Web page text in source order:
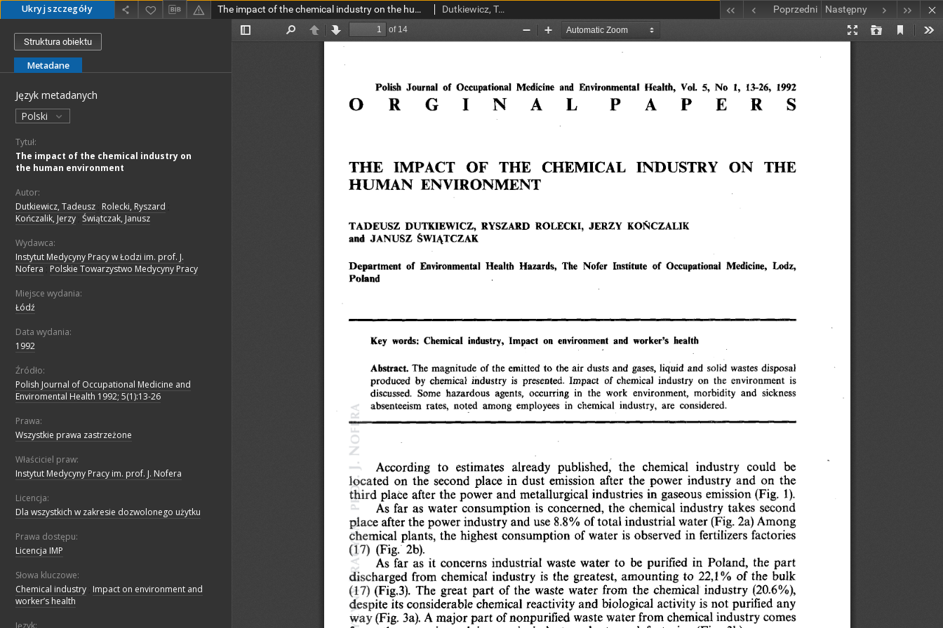
Ukryj szczegóły The impact of the chemical industry on the human environment Dutkiewicz, Tadeusz; Rolecki, Ryszard; Kończalik, Jerzy; Świątczak, Janusz Poprzedni Następny
Struktura obiektu
Metadane
Język metadanych
Polski
Tytuł:
The impact of the chemical industry on
the human environment
Autor:
Dutkiewicz, Tadeusz Rolecki, Ryszard
Kończalik, Jerzy Świątczak, Janusz
Wydawca:
Instytut Medycyny Pracy w Łodzi im. prof. J.
Nofera
Polskie Towarzystwo Medycyny Pracy
Miejsce wydania:
Łódź
Data wydania:
1992
Źródło:
Polish Journal of Occupational Medicine and
Enviromental Health 1992; 5(1):13-26
Prawa:
Wszystkie prawa zastrzeżone
Właściciel praw:
Instytut Medycyny Pracy im. prof. J. Nofera
Licencja:
Dla wszystkich w zakresie dozwolonego użytku
Prawa dostępu:
Licencja IMP
Słowa kluczowe:
Chemical industry Impact on environment and
worker’s health